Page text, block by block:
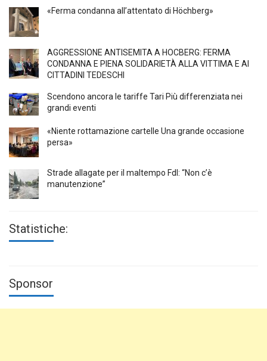
«Ferma condanna all’attentato di Höchberg»
AGGRESSIONE ANTISEMITA A HÖCBERG: FERMA
CONDANNA E PIENA SOLIDARIETÀ ALLA VITTIMA E AI
CITTADINI TEDESCHI
Scendono ancora le tariffe Tari Più differenziata nei
grandi eventi
«Niente rottamazione cartelle Una grande occasione
persa»
Strade allagate per il maltempo FdI: “Non c’è
manutenzione”
Statistiche:
Sponsor